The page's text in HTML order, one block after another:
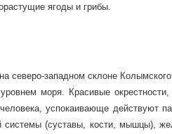
ягоды и грибы.
северо-западном склоне
моря. Красивые
успокаивающе действуют
системы (суставы, кости, мышцы),